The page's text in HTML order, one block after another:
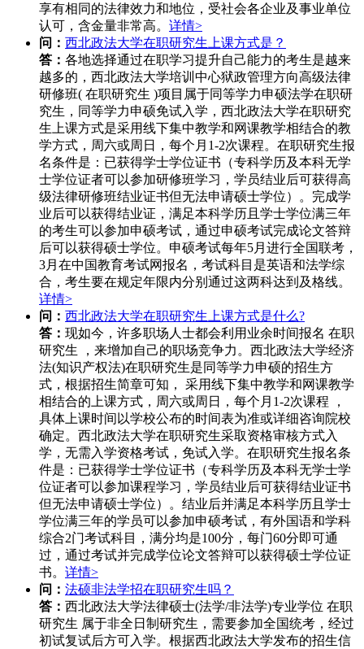
享有相同的法律效力和地位，受社会各企业及事业单位
认可，含金量非常高。 详情>
问： 西北政法大学在职研究生上课方式是？
答： 各地选择通过在职学习提升自己能力的考生是越来
越多的，西北政法大学培训中心狱政管理方向高级法律
研修班( 在职研究生 )项目属于同等学力申硕法学在职研
究生，同等学力申硕免试入学，西北政法大学在职研究
生上课方式是采用线下集中教学和网课教学相结合的教
学方式，周六或周日，每个月1-2次课程。在职研究生报
名条件是：已获得学士学位证书（专科学历及本科无学
士学位证者可以参加研修班学习，学员结业后可获得高
级法律研修班结业证书但无法申请硕士学位）。完成学
业后可以获得结业证，满足本科学历且学士学位满三年
的考生可以参加申硕考试，通过申硕考试完成论文答辩
后可以获得硕士学位。申硕考试每年5月进行全国联考，
3月在中国教育考试网报名，考试科目是英语和法学综
合，考生要在规定年限内分别通过这两科达到及格线。
详情>
问： 西北政法大学在职研究生上课方式是什么?
答： 现如今，许多职场人士都会利用业余时间报名 在职
研究生 ，来增加自己的职场竞争力。西北政法大学经济
法(知识产权法)在职研究生是同等学力申硕的招生方
式，根据招生简章可知， 采用线下集中教学和网课教学
相结合的上课方式，周六或周日，每个月1-2次课程 ，
具体上课时间以学校公布的时间表为准或详细咨询院校
确定。西北政法大学在职研究生采取资格审核方式入
学，无需入学资格考试，免试入学。在职研究生报名条
件是：已获得学士学位证书（专科学历及本科无学士学
位证者可以参加课程学习，学员结业后可获得结业证书
但无法申请硕士学位）。结业后并满足本科学历且学士
学位满三年的学员可以参加申硕考试，有外国语和学科
综合2门考试科目，满分均是100分，每门60分即可通
过，通过考试并完成学位论文答辩可以获得硕士学位证
书。 详情>
问： 法硕非法学招在职研究生吗？
答： 西北政法大学法律硕士(法学/非法学)专业学位 在职
研究生 属于非全日制研究生，需要参加全国统考，经过
初试复试后方可入学。根据西北政法大学发布的招生信